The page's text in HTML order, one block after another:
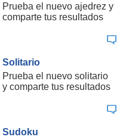
Prueba el nuevo ajedrez y
comparte tus resultados
Solitario
Prueba el nuevo solitario
y comparte tus resultados
Sudoku